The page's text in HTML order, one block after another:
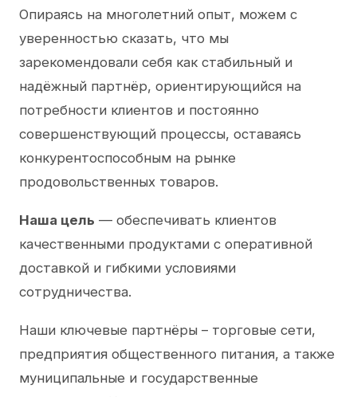
Опираясь на многолетний опыт, можем с
уверенностью сказать, что мы
зарекомендовали себя как стабильный и
надёжный партнёр, ориентирующийся на
потребности клиентов и постоянно
совершенствующий процессы, оставаясь
конкурентоспособным на рынке
продовольственных товаров.
Наша цель — обеспечивать клиентов
качественными продуктами с оперативной
доставкой и гибкими условиями
сотрудничества.
Наши ключевые партнёры – торговые сети,
предприятия общественного питания, а также
муниципальные и государственные